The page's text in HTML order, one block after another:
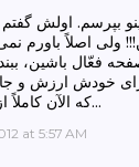
بپرسم. اولش
ولی اصلاً باورم
فعّال باشین،
خودش ارزش و
که الآن کاملاً از بین رفته...
at 5:57 AM